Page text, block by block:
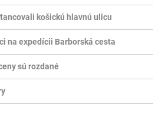
košickú hlavnú ulicu
na expedícii Barborská cesta
sú rozdané